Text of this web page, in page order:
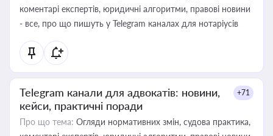
коментарі експертів, юридичні алгоритми, правові новини
- все, про що пишуть у Telegram каналах для нотаріусів
Telegram канали для адвокатів: новини,
кейси, практичні поради
+71
Про що тема: Огляди нормативних змін, судова практика,